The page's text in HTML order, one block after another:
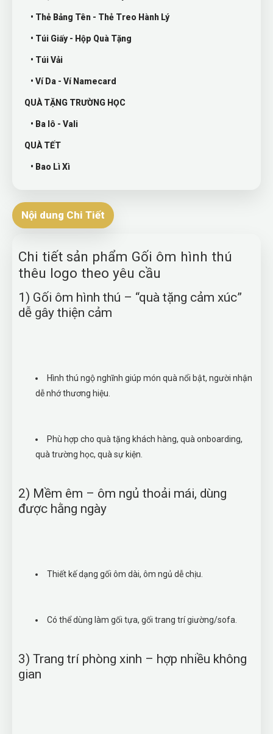
• Thẻ Bảng Tên - Thẻ Treo Hành Lý
• Túi Giấy - Hộp Quà Tặng
• Túi Vải
• Ví Da - Ví Namecard
QUÀ TẶNG TRƯỜNG HỌC
• Ba lô - Vali
QUÀ TẾT
• Bao Lì Xì
Nội dung Chi Tiết
Chi tiết sản phẩm Gối ôm hình thú
thêu logo theo yêu cầu
1) Gối ôm hình thú – “quà tặng cảm xúc”
dễ gây thiện cảm
Hình thú ngộ nghĩnh giúp món quà nổi bật, người nhận
dễ nhớ thương hiệu.
Phù hợp cho quà tặng khách hàng, quà onboarding,
quà trường học, quà sự kiện.
2) Mềm êm – ôm ngủ thoải mái, dùng
được hằng ngày
Thiết kế dạng gối ôm dài, ôm ngủ dễ chịu.
Có thể dùng làm gối tựa, gối trang trí giường/sofa.
3) Trang trí phòng xinh – hợp nhiều không
gian